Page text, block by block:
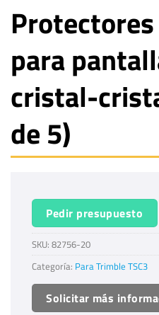
para
cristal-
de 5)
Pedir presupuesto
SKU: 82756-20
Categoría: Para Trimble TSC3
Solicitar más